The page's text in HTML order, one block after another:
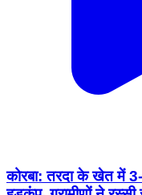
कोरबा: तरदा के खेत में